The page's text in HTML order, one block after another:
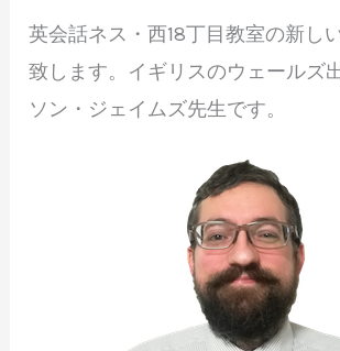
英会話ネス・西18丁目教室の新し
致します。イギリスのウェールズ
ソン・ジェイムズ先生です。